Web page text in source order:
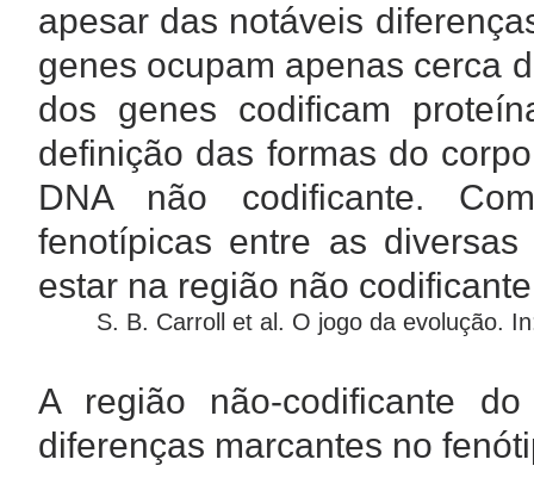
apesar das notáveis
genes ocupam apenas cerca
dos genes codificam
definição das formas do
DNA não codificante.
fenotípicas entre as
estar na região não
S. B. Carroll et al. O jogo da evolução.
A região não-codificante
diferenças marcantes no